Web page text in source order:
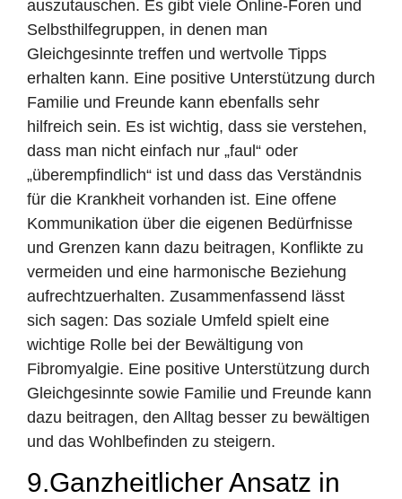
auszutauschen. Es gibt viele Online-Foren und
Selbsthilfegruppen, in denen man
Gleichgesinnte treffen und wertvolle Tipps
erhalten kann. Eine positive Unterstützung durch
Familie und Freunde kann ebenfalls sehr
hilfreich sein. Es ist wichtig, dass sie verstehen,
dass man nicht einfach nur „faul“ oder
„überempfindlich“ ist und dass das Verständnis
für die Krankheit vorhanden ist. Eine offene
Kommunikation über die eigenen Bedürfnisse
und Grenzen kann dazu beitragen, Konflikte zu
vermeiden und eine harmonische Beziehung
aufrechtzuerhalten. Zusammenfassend lässt
sich sagen: Das soziale Umfeld spielt eine
wichtige Rolle bei der Bewältigung von
Fibromyalgie. Eine positive Unterstützung durch
Gleichgesinnte sowie Familie und Freunde kann
dazu beitragen, den Alltag besser zu bewältigen
und das Wohlbefinden zu steigern.
9.Ganzheitlicher Ansatz in